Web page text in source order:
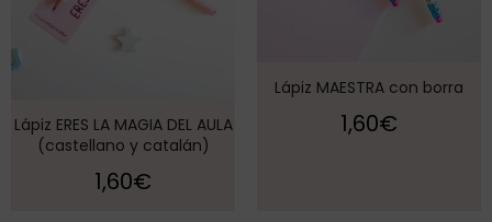
Lápiz ERES LA MAGIA DEL AULA
(castellano y catalán)
1,60€
Lápiz MAESTRA con borra
1,60€